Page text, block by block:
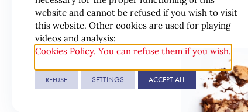
© 2026 Lexing
website and cannot be refused if you wish to visit
this website. Other cookies are used for playing
videos and analysis:
Cookies Policy. You can refuse them if you wish.
REFUSE SETTINGS ACCEPT ALL